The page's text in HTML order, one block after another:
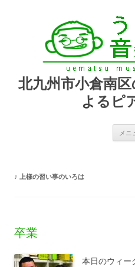
北九州市小倉南
よるピ
メニ
♪ 上様の習い事のいろは
卒業
本日のウィー